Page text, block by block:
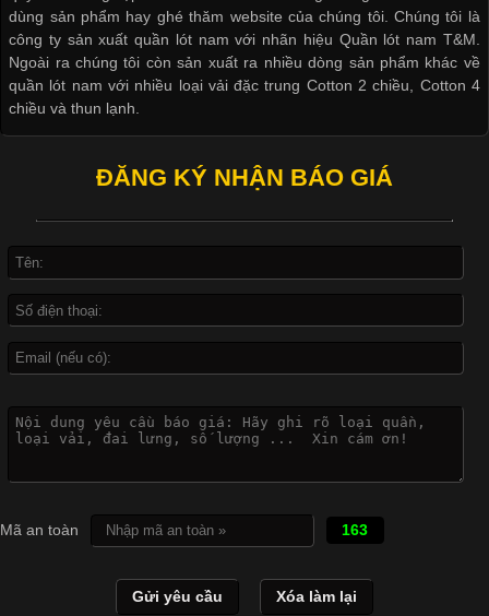
Khám Phá Áo Phông Trang Phục Phổ Biến Nhất Hiện Nay
Áo phông là một trong những trang phục phổ biến nhất trong
được ứng dụng rộng rãi trong ngành sản xuất may mặc, đặc
Đại
Cập nhật 2026-04-21 15:41:03
In Chuyển Nhiệt Là Gì? Công Nghệ In Hiện Đại Trong Ngành
May Mặc Trong ngành in ấn và thời trang, in chuyển nhiệt đang
hình ảnh sắc nét và bền màu. Đặc biệt, kỹ thuật này được ứng
dụng rộng rãi trong sản xuất áo thun, đồ thể thao
dùng sản phẩm hay ghé thăm website của chúng tôi. Chúng tôi là
công ty sản xuất quần lót nam với nhãn hiệu Quần lót nam T&M.
Ngoài ra chúng tôi còn sản xuất ra nhiều dòng sản phẩm khác về
quần lót nam với nhiều loại vải đặc trung Cotton 2 chiều, Cotton 4
chiều và thun lạnh.
ĐĂNG KÝ NHẬN BÁO GIÁ
Mã an toàn 163